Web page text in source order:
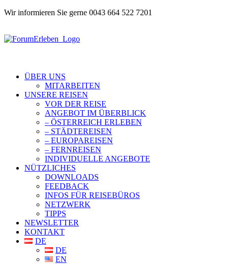
Wir informieren Sie gerne 0043 664 522 7201
ÜBER UNS
MITARBEITEN
UNSERE REISEN
VOR DER REISE
ANGEBOT IM ÜBERBLICK
– ÖSTERREICH ERLEBEN
– STÄDTEREISEN
– EUROPAREISEN
– FERNREISEN
INDIVIDUELLE ANGEBOTE
NÜTZLICHES
DOWNLOADS
FEEDBACK
INFOS FÜR REISEBÜROS
NETZWERK
TIPPS
NEWSLETTER
KONTAKT
DE
DE
EN